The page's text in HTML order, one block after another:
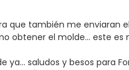
que también me enviaran
obtener el molde... este
saludos y besos para